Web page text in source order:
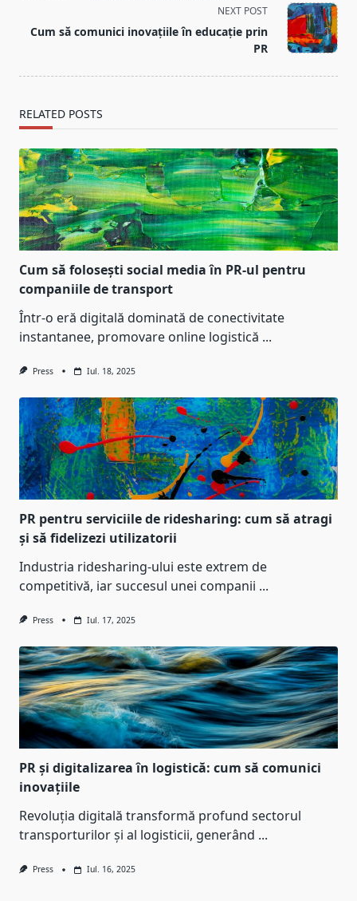
reader-
NEXT POST
Cum să comunici inovațiile în educație prin
PR
RELATED POSTS
Cum să folosești social media în PR-ul pentru
companiile de transport
Într-o eră digitală dominată de conectivitate
instantanee, promovare online logistică ...
Press Iul. 18, 2025
PR pentru serviciile de ridesharing: cum să atragi
și să fidelizezi utilizatorii
Industria ridesharing-ului este extrem de
competitivă, iar succesul unei companii ...
Press Iul. 17, 2025
PR și digitalizarea în logistică: cum să comunici
inovațiile
Revoluția digitală transformă profund sectorul
transporturilor și al logisticii, generând ...
Press Iul. 16, 2025